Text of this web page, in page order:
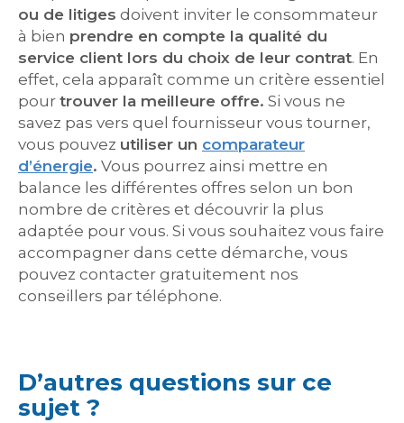
ou de litiges doivent inviter le consommateur
à bien prendre en compte la qualité du
service client lors du choix de leur contrat. En
effet, cela apparaît comme un critère essentiel
pour trouver la meilleure offre. Si vous ne
savez pas vers quel fournisseur vous tourner,
vous pouvez utiliser un comparateur
d’énergie. Vous pourrez ainsi mettre en
balance les différentes offres selon un bon
nombre de critères et découvrir la plus
adaptée pour vous. Si vous souhaitez vous faire
accompagner dans cette démarche, vous
pouvez contacter gratuitement nos
conseillers par téléphone.
D’autres questions sur ce
sujet ?